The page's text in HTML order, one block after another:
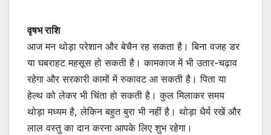
वृषभ राशि
आज मन थोड़ा परेशान और बेचैन रह सकता है। बिना वजह डर
या घबराहट महसूस हो सकती है। कामकाज में भी उतार-चढ़ाव
रहेगा और सरकारी कामों में रुकावट आ सकती है। पिता या
हेल्थ को लेकर भी चिंता हो सकती है। कुल मिलाकर समय
थोड़ा मध्यम है, लेकिन बहुत बुरा भी नहीं है। थोड़ा धैर्य रखें और
लाल वस्तु का दान करना आपके लिए शुभ रहेगा।